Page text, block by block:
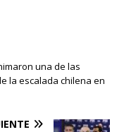
una de las
la escalada chilena en